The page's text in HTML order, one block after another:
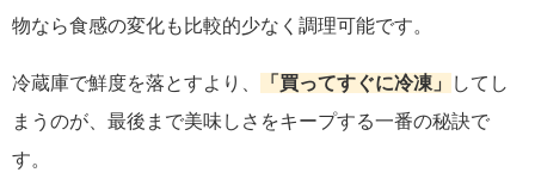
物なら食感の変化も比較的少なく調理可能です。
冷蔵庫で鮮度を落とすより、 「買ってすぐに冷凍」
してし
まうのが、最後まで美味しさをキープする一番の秘訣で
す。